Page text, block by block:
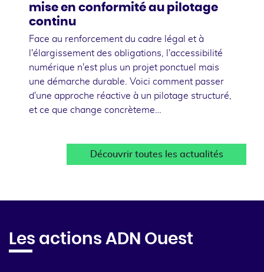
mise en conformité au pilotage
continu
Face au renforcement du cadre légal et à
l'élargissement des obligations, l'accessibilité
numérique n'est plus un projet ponctuel mais
une démarche durable. Voici comment passer
d'une approche réactive à un pilotage structuré,
et ce que change concrèteme…
Découvrir toutes les actualités
Les actions ADN Ouest